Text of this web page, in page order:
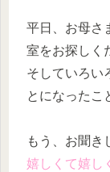
平日、お母さ
室をお探しく
そしていろい
とになったこ
もう、お聞き
嬉しくて嬉し